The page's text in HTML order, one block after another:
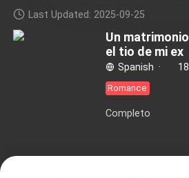
Last Updated: 2025-09-25
Un
el tio de mi ex
Spanish ·
Romance
Completo